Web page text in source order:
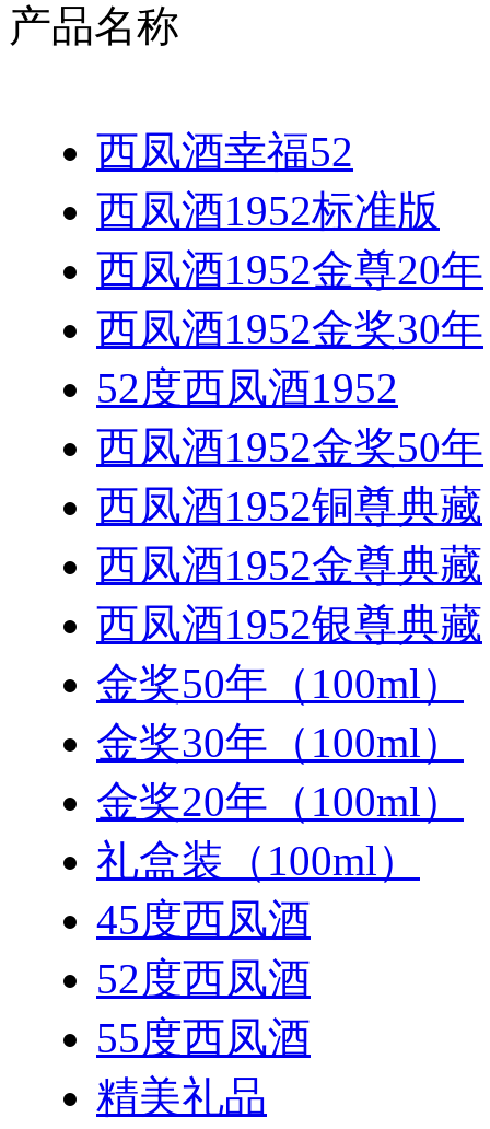
产品名称
西凤酒幸福52
西凤酒1952标准版
西凤酒1952金尊20年
西凤酒1952金奖30年
52度西凤酒1952
西凤酒1952金奖50年
西凤酒1952铜尊典藏
西凤酒1952金尊典藏
西凤酒1952银尊典藏
金奖50年（100ml）
金奖30年（100ml）
金奖20年（100ml）
礼盒装（100ml）
45度西凤酒
52度西凤酒
55度西凤酒
精美礼品